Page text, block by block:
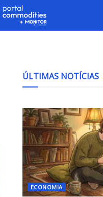
ÚLTIMAS NOTÍCIAS
ECONOMIA